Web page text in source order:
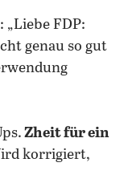
FDP:
genau so gut
Zheit für ein
korrigiert,